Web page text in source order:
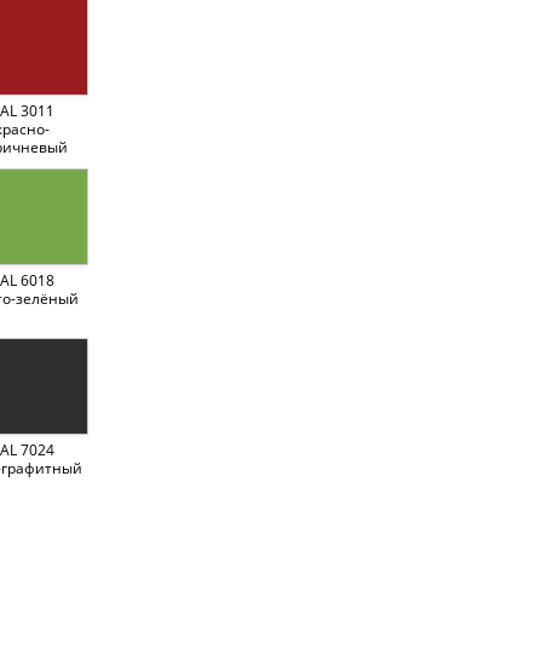
3011
6018
зелёный
7024